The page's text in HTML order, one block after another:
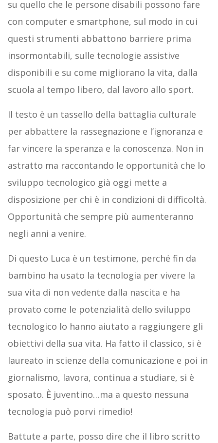
su quello che le persone disabili possono fare
con computer e smartphone, sul modo in cui
questi strumenti abbattono barriere prima
insormontabili, sulle tecnologie assistive
disponibili e su come migliorano la vita, dalla
scuola al tempo libero, dal lavoro allo sport.
Il testo è un tassello della battaglia culturale
per abbattere la rassegnazione e l’ignoranza e
far vincere la speranza e la conoscenza. Non in
astratto ma raccontando le opportunità che lo
sviluppo tecnologico già oggi mette a
disposizione per chi è in condizioni di difficoltà.
Opportunità che sempre più aumenteranno
negli anni a venire.
Di questo Luca è un testimone, perché fin da
bambino ha usato la tecnologia per vivere la
sua vita di non vedente dalla nascita e ha
provato come le potenzialità dello sviluppo
tecnologico lo hanno aiutato a raggiungere gli
obiettivi della sua vita. Ha fatto il classico, si è
laureato in scienze della comunicazione e poi in
giornalismo, lavora, continua a studiare, si è
sposato. È juventino…ma a questo nessuna
tecnologia può porvi rimedio!
Battute a parte, posso dire che il libro scritto